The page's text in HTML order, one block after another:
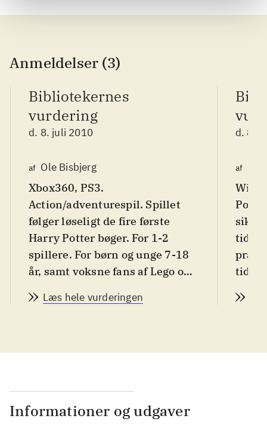
Anmeldelser (3)
Bibliotekernes
vurdering
d. 8. juli 2010
af Ole Bisbjerg
Xbox360, PS3.
Action/adventurespil. Spillet
følger løseligt de fire første
Harry Potter bøger. For 1-2
spillere. For børn og unge 7-18
år, samt voksne fans af Lego og
familiespil. PEGI: 7, med ikoner
ikke et niveau, der vil genere
De fleste af de elskede figurer
fra Harry Potter universet kan
her spilles som Lego. Der er
Læs hele vurderingen
d. 8.
af
Wii,
fra
Informationer og udgaver